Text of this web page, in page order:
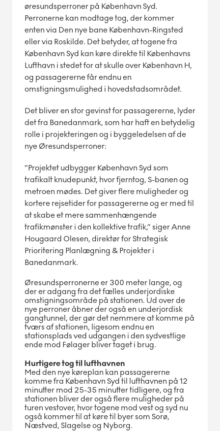
øresundsperroner på København Syd.
Perronerne kan modtage tog, der kommer
enten via Den nye bane København-Ringsted
eller via Roskilde. Det betyder, at togene fra
København Syd kan køre direkte til Københavns
Lufthavn i stedet for at skulle over København H,
og passagererne får endnu en
omstigningsmulighed i hovedstadsområdet.
Det bliver en stor gevinst for passagererne, lyder
det fra Banedanmark, som har haft en betydelig
rolle i projekteringen og i byggeledelsen af de
nye Øresundsperroner:
”Projektet udbygger København Syd som
trafikalt knudepunkt, hvor fjerntog, S-banen og
metroen mødes. Det giver flere muligheder og
kortere rejsetider for passagererne og er med til
at skabe et mere sammenhængende
trafikmønster i den kollektive trafik,” siger Anne
Hougaard Olesen, direktør for Strategisk
Prioritering Planlægning & Projekter i
Banedanmark.
Øresundsperronerne er 300 meter lange, og
der er adgang fra det fælles underjordiske
omstigningsområde på stationen. Ud over de
nye perroner åbner der også en underjordisk
gangtunnel, der gør det nemmere at komme på
tværs af stationen, ligesom endnu en
stationsplads ved udgangen i den sydvestlige
ende mod Følager bliver taget i brug.
Hurtigere tog til lufthavnen
Med den nye køreplan kan passagererne
komme fra København Syd til lufthavnen på 12
minutter mod 25-35 minutter tidligere, og fra
stationen bliver der også flere muligheder på
turen vestover, hvor togene mod vest og syd nu
også kommer til at køre til byer som Sorø,
Næstved, Slagelse og Nyborg.